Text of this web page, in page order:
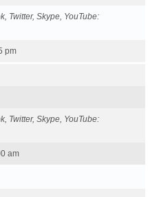
Twitter, Skype, YouTube
pm
Twitter, Skype, YouTube
am